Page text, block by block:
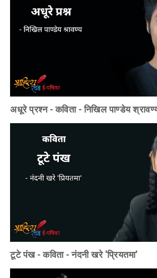
अधूरे प्रश्न - कविता - निखिल पाण्डेय
टूटे पंख - कविता - नंदनी खरे 'प्रियतमा'